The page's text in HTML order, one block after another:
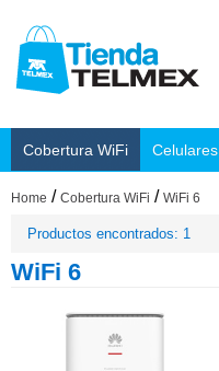
Cobertura WiFi Celulares
Home / Cobertura WiFi / WiFi 6
Productos encontrados: 1
WiFi 6